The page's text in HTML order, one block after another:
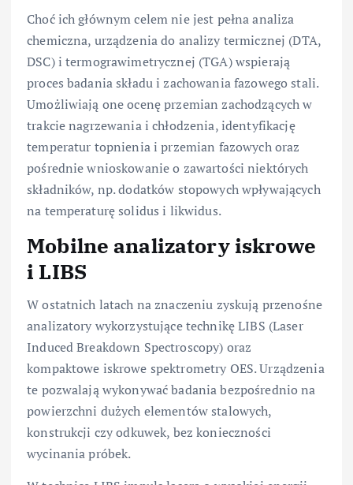
Choć ich głównym celem nie jest pełna analiza
chemiczna, urządzenia do analizy termicznej (DTA,
DSC) i termograwimetrycznej (TGA) wspierają
proces badania składu i zachowania fazowego stali.
Umożliwiają one ocenę przemian zachodzących w
trakcie nagrzewania i chłodzenia, identyfikację
temperatur topnienia i przemian fazowych oraz
pośrednie wnioskowanie o zawartości niektórych
składników, np. dodatków stopowych wpływających
na temperaturę solidus i likwidus.
Mobilne analizatory iskrowe
i LIBS
W ostatnich latach na znaczeniu zyskują przenośne
analizatory wykorzystujące technikę LIBS (Laser
Induced Breakdown Spectroscopy) oraz
kompaktowe iskrowe spektrometry OES. Urządzenia
te pozwalają wykonywać badania bezpośrednio na
powierzchni dużych elementów stalowych,
konstrukcji czy odkuwek, bez konieczności
wycinania próbek.